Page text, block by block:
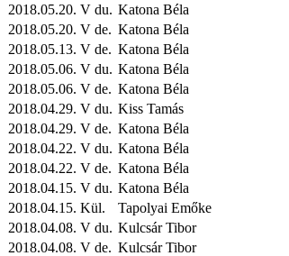
2018.05.20. V du. Katona Béla
2018.05.20. V de. Katona Béla
2018.05.13. V de. Katona Béla
2018.05.06. V du. Katona Béla
2018.05.06. V de. Katona Béla
2018.04.29. V du. Kiss Tamás
2018.04.29. V de. Katona Béla
2018.04.22. V du. Katona Béla
2018.04.22. V de. Katona Béla
2018.04.15. V du. Katona Béla
2018.04.15. Kül. Tapolyai Emőke
2018.04.08. V du. Kulcsár Tibor
2018.04.08. V de. Kulcsár Tibor